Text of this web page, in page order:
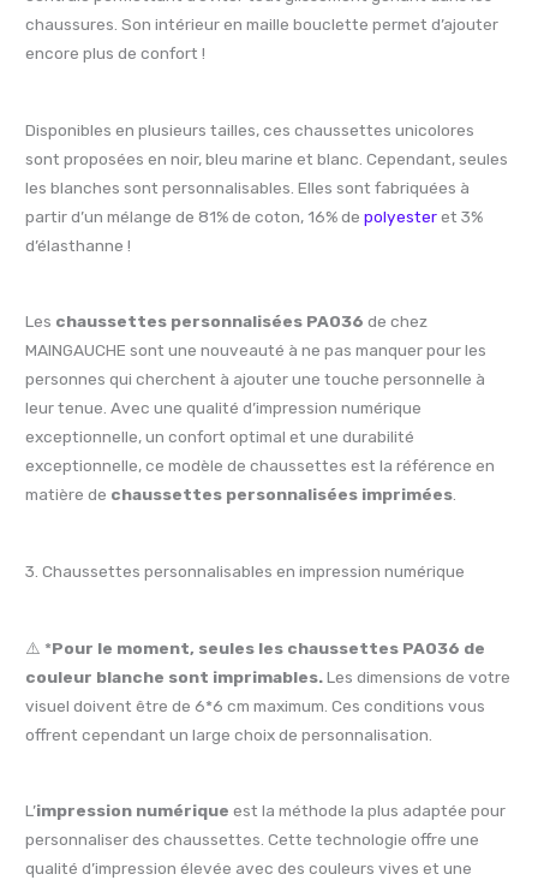
chaussures. Son intérieur en maille bouclette permet d’ajouter
encore plus de confort !
Disponibles en plusieurs tailles, ces chaussettes unicolores
sont proposées en noir, bleu marine et blanc. Cependant, seules
les blanches sont personnalisables. Elles sont fabriquées à
partir d’un mélange de 81% de coton, 16% depolyesteret 3%
d’élasthanne !
Les chaussettes personnalisées PA036 de chez
MAINGAUCHE sont une nouveauté à ne pas manquer pour les
personnes qui cherchent à ajouter une touche personnelle à
leur tenue. Avec une qualité d’impression numérique
exceptionnelle, un confort optimal et une durabilité
exceptionnelle, ce modèle de chaussettes est la référence en
matière de chaussettes personnalisées imprimées.
3. Chaussettes personnalisables en impression numérique
⚠️ *Pour le moment, seules les chaussettes PA036 de
couleur blanche sont imprimables.Les dimensions de votre
visuel doivent être de 6*6 cm maximum. Ces conditions vous
offrent cependant un large choix de personnalisation.
L’impression numérique est la méthode la plus adaptée pour
personnaliser des chaussettes. Cette technologie offre une
qualité d’impression élevée avec des couleurs vives et une